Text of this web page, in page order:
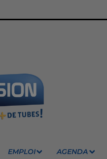
EMPLOI AGENDA